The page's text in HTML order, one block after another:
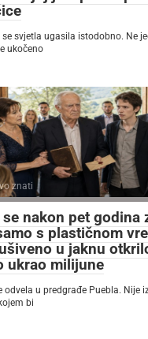
svjetla ugasila istodobno. Ne
ukočeno
znati
se nakon pet godina
s plastičnom
u jaknu
ukrao milijune
odvela u predgrađe Puebla. Nije
bi